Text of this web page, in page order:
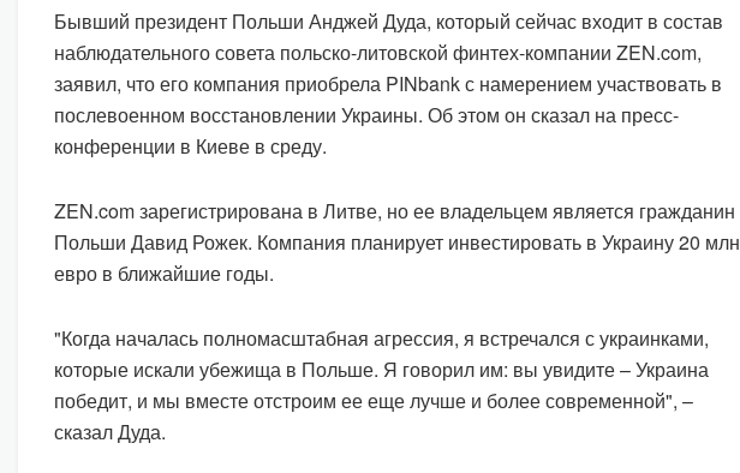
Бывший президент Польши Анджей Дуда, который сейчас входит в состав
наблюдательного совета польско-литовской финтех-компании ZEN.com,
заявил, что его компания приобрела PINbank с намерением участвовать в
послевоенном восстановлении Украины. Об этом он сказал на пресс-
конференции в Киеве в среду.
ZEN.com зарегистрирована в Литве, но ее владельцем является гражданин
Польши Давид Рожек. Компания планирует инвестировать в Украину 20 млн
евро в ближайшие годы.
"Когда началась полномасштабная агрессия, я встречался с украинками,
которые искали убежища в Польше. Я говорил им: вы увидите – Украина
победит, и мы вместе отстроим ее еще лучше и более современной", –
сказал Дуда.